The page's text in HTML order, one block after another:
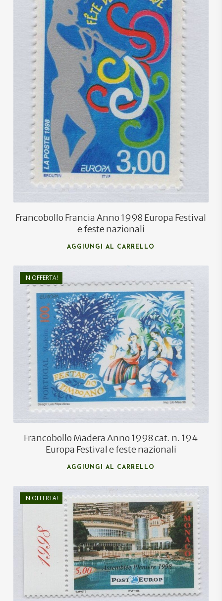
€1,40
€0,90
Francobollo Francia Anno 1998 Europa Festival
e feste nazionali
AGGIUNGI AL CARRELLO
IN OFFERTA!
€1,80
€1,20
Francobollo Madera Anno 1998 cat. n. 194
Europa Festival e feste nazionali
AGGIUNGI AL CARRELLO
IN OFFERTA!
€2,20
€1,35